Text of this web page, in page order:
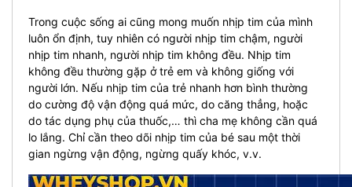
Trong cuộc sống ai cũng mong muốn nhịp tim của mình
luôn ổn định, tuy nhiên có người nhịp tim chậm, người
nhịp tim nhanh, người nhịp tim không đều. Nhịp tim
không đều thường gặp ở trẻ em và không giống với
người lớn. Nếu nhịp tim của trẻ nhanh hơn bình thường
do cường độ vận động quá mức, do căng thẳng, hoặc
do tác dụng phụ của thuốc,… thì cha mẹ không cần quá
lo lắng. Chỉ cần theo dõi nhịp tim của bé sau một thời
gian ngừng vận động, ngừng quấy khóc, v.v.